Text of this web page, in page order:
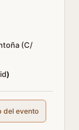
(C/
)
del evento